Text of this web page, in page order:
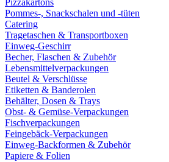
Pizzakartons
Pommes-, Snackschalen und -tüten
Catering
Tragetaschen & Transportboxen
Einweg-Geschirr
Becher, Flaschen & Zubehör
Lebensmittelverpackungen
Beutel & Verschlüsse
Etiketten & Banderolen
Behälter, Dosen & Trays
Obst- & Gemüse-Verpackungen
Fischverpackungen
Feingebäck-Verpackungen
Einweg-Backformen & Zubehör
Papiere & Folien